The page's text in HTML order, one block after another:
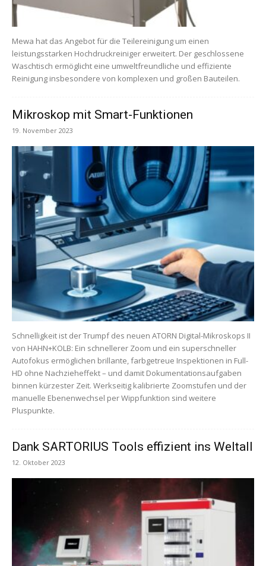
Mewa hat das Angebot für die Teilereinigung um einen
leistungsstarken Hochdruckreiniger erweitert. Der geschlossene
Waschtisch ermöglicht eine umweltfreundliche und effiziente
Reinigung insbesondere von komplexen und großen Bauteilen.
Mikroskop mit Smart-Funktionen
19. November 2023
Schnelligkeit ist der Trumpf des neuen ATORN Digital-Mikroskops II
von HAHN+KOLB: Ein schnellerer Zoom und ein superschneller
Autofokus ermöglichen brillante, farbgetreue Inspektionen in Full-
HD ohne Nachzieheffekt – und damit Dokumentationsaufgaben
binnen kürzester Zeit. Werkseitig kalibrierte Zoomstufen und der
manuelle Ebenenwechsel per Wippfunktion sind weitere
Pluspunkte.
Dank SARTORIUS Tools effizient ins Weltall
12. Oktober 2023